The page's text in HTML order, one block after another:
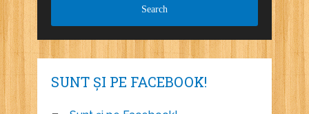
SUNT ȘI PE FACEBOOK!